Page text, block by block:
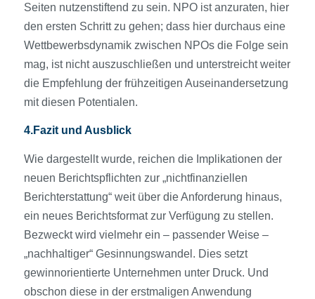
Seiten nutzenstiftend zu sein. NPO ist anzuraten, hier
den ersten Schritt zu gehen; dass hier durchaus eine
Wettbewerbsdynamik zwischen NPOs die Folge sein
mag, ist nicht auszuschließen und unterstreicht weiter
die Empfehlung der frühzeitigen Auseinandersetzung
mit diesen Potentialen.
4.Fazit und Ausblick
Wie dargestellt wurde, reichen die Implikationen der
neuen Berichtspflichten zur „nichtfinanziellen
Berichterstattung“ weit über die Anforderung hinaus,
ein neues Berichtsformat zur Verfügung zu stellen.
Bezweckt wird vielmehr ein – passender Weise –
„nachhaltiger“ Gesinnungswandel. Dies setzt
gewinnorientierte Unternehmen unter Druck. Und
obschon diese in der erstmaligen Anwendung